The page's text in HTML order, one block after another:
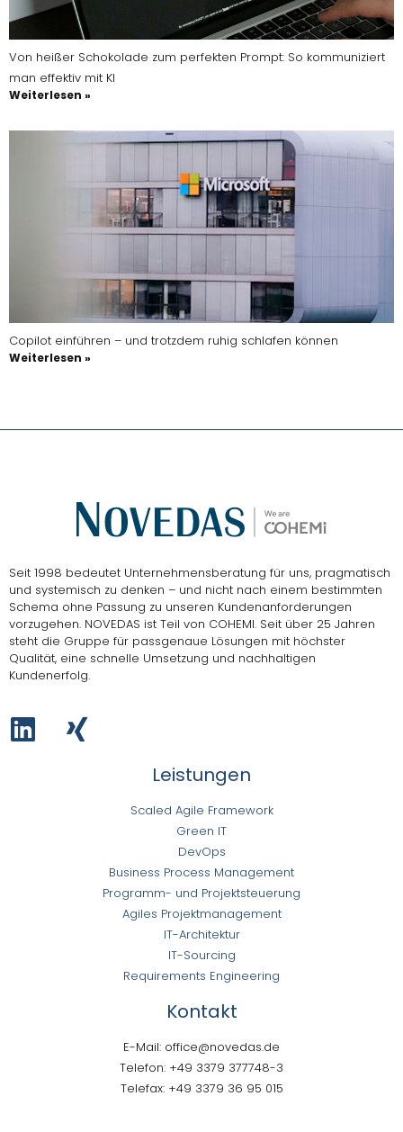
Von heißer Schokolade zum perfekten Prompt: So kommuniziert
man effektiv mit KI
Weiterlesen »
Copilot einführen – und trotzdem ruhig schlafen können
Weiterlesen »
Seit 1998 bedeutet Unternehmensberatung für uns, pragmatisch
und systemisch zu denken – und nicht nach einem bestimmten
Schema ohne Passung zu unseren Kundenanforderungen
vorzugehen. NOVEDAS ist Teil von COHEMI. Seit über 25 Jahren
steht die Gruppe für passgenaue Lösungen mit höchster
Qualität, eine schnelle Umsetzung und nachhaltigen
Kundenerfolg.
Leistungen
Scaled Agile Framework
Green IT
DevOps
Business Process Management
Programm- und Projektsteuerung
Agiles Projektmanagement
IT-Architektur
IT-Sourcing
Requirements Engineering
Kontakt
E-Mail: office@novedas.de
Telefon: +49 3379 377748-3
Telefax: +49 3379 36 95 015